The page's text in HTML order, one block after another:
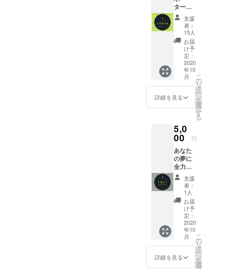
リッ
ター(バ
スクリ
ンみた
いに温
泉気分
を味
わって
下さい)
・ポス
トカー
ド ・い
家製薪
窯×岐阜
麦) ・
オーガ
ニック
キノコ
・蛇穴
の水の
お酒
「福和
良泉」
※こちら
で５０
００円
チョイ
スして
契約し
たより
すぐり
の一
品。 こ
れから
先の地
球環境
のため
にもな
りま
す！ そ
も送ら
させて
いただ
きま
す。
タープ
ラン】
店内に
お名前
入りの
木札を
設置さ
せてい
ただき
ます！
たくさ
んの
「繋が
り」が
ていく
未来
に、ど
うかご
支援を
よろし
くお願
いいた
しま
す。 ＊
お名前
はこち
らで記
載しま
す。支
援時、
必ず備
支援
者：
15人
お届
け予
定：
2020
年10
月
詳細を見る
こ
の
リ
タ
ー
ン
を
選
択
す
る
5,0
00 円
あなた
の夢に
全力応
援！夢
叶学校
の“やめ
たらえ
えや～
ん”T
シャ
ツ。 夢
の実現
を阻む
やりた
くない
支援
者：
1人
お届
け予
定：
2020
年10
月
詳細を見る
こ
の
リ
タ
ー
ン
を
選